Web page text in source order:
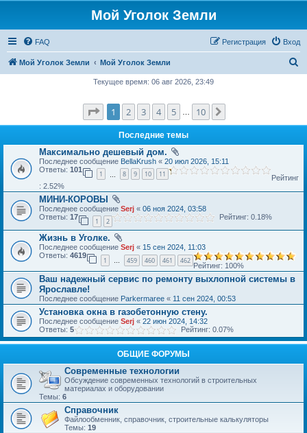
Мой Уголок Земли
FAQ Вход
Регистрация
Мой Уголок Земли Мой Уголок Земли
к
Текущее время: 06 авг 2026, 23:49
Страница1 из
1 2 3 4 5 10
Последние темы
Максимально дешевый дом.
Последнее сообщение BellaKrush « 20 июл 2026, 15:11
Ответы: 101
1 8 9 10 11
Рейтинг
: 2.52%
МИНИ-КОРОВЫ
Последнее сообщение Serj « 06 ноя 2024, 03:58
Ответы: 17
1 2
Рейтинг: 0.18%
Жизнь в Уголке.
Последнее сообщение Serj « 15 сен 2024, 11:03
Ответы: 4619
1 … 459 460 461 462
Рейтинг: 100%
Ваш надежный сервис по ремонту выхлопной системы в
Ярославле!
Последнее сообщение Parkermaree « 11 сен 2024, 00:53
Установка окна в газобетонную стену.
Последнее сообщение Serj « 22 июн 2024, 14:32
Ответы: 5 Рейтинг: 0.07%
ОБЩИЕ ФОРУМЫ
Современные технологии
Обсуждение современных технологий в строительных
материалах и оборудовании
Темы: 6
Справочник
Файлообменник, справочник, строительные калькуляторы
Темы: 19